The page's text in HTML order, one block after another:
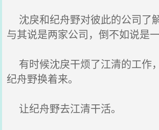
沈戾和纪舟野对彼此的公司了
与其说是两家公司，倒不如说是一
有时候沈戾干烦了江清的工作
纪舟野换着来。
让纪舟野去江清干活。